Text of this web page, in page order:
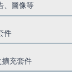
、圖像等
件
擴充套件